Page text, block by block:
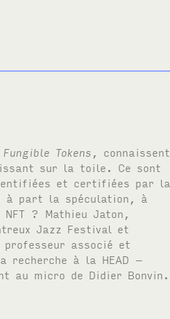
Fungible Tokens, connaissent
sur la toile. Ce sont
et certifiées par la
à part la spéculation, à
NFT ? Mathieu Jaton,
Jazz Festival et
professeur associé et
recherche à la HEAD –
au micro de Didier Bonvin.